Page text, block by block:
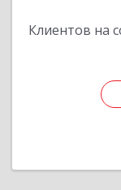
Клиентов на